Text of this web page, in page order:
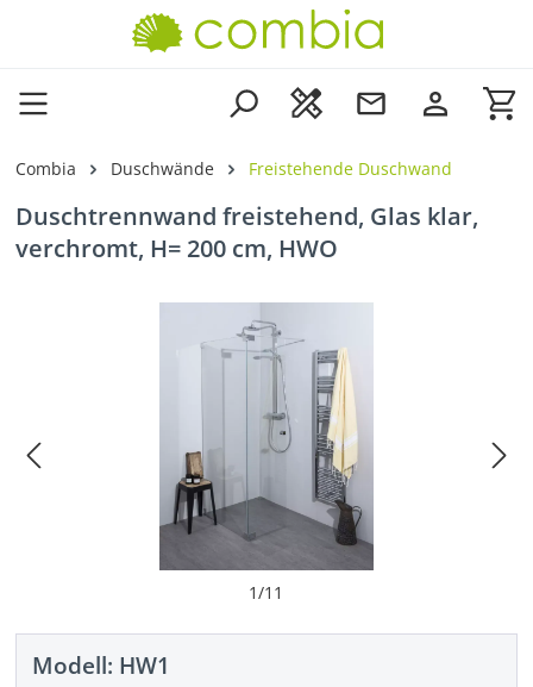
Zum Hauptinhalt springen
Combia Duschwände Freistehende Duschwand
Duschtrennwand freistehend, Glas klar,
verchromt, H= 200 cm, HWO
Bildergalerie überspringen
1/11
Modell: HW1